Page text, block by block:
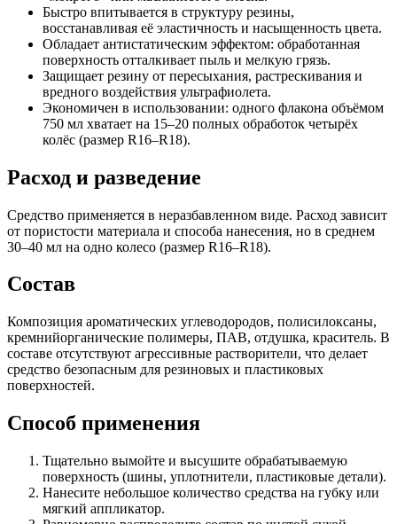
Быстро впитывается в структуру резины,
восстанавливая её эластичность и насыщенность цвета.
Обладает антистатическим эффектом: обработанная
поверхность отталкивает пыль и мелкую грязь.
Защищает резину от пересыхания, растрескивания и
вредного воздействия ультрафиолета.
Экономичен в использовании: одного флакона объёмом
750 мл хватает на 15–20 полных обработок четырёх
колёс (размер R16–R18).
Расход и разведение
Средство применяется в неразбавленном виде. Расход зависит
от пористости материала и способа нанесения, но в среднем
30–40 мл на одно колесо (размер R16–R18).
Состав
Композиция ароматических углеводородов, полисилоксаны,
кремнийорганические полимеры, ПАВ, отдушка, краситель. В
составе отсутствуют агрессивные растворители, что делает
средство безопасным для резиновых и пластиковых
поверхностей.
Способ применения
Тщательно вымойте и высушите обрабатываемую
поверхность (шины, уплотнители, пластиковые детали).
Нанесите небольшое количество средства на губку или
мягкий аппликатор.